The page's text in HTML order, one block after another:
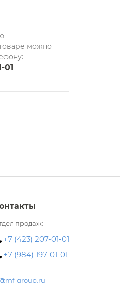
можно
01
продаж:
+7 (423) 207-01-01
+7 (984) 197-01-01
group.ru